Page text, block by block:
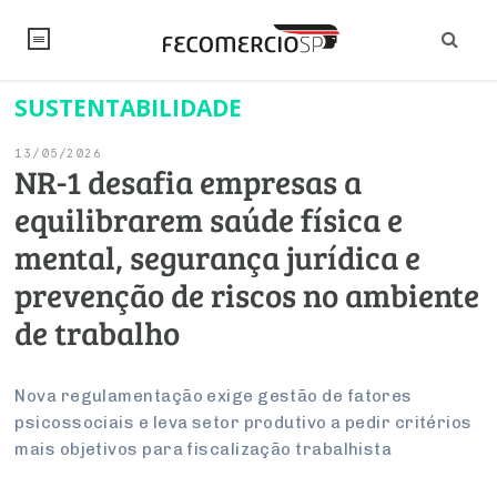
NOTÍCIAS
Artigos
Institucional
Debates Fecomercio-SP
PROJETOS ESPECIAIS:
UM BRASIL
Economia
Pesquisas
Brasil
Modernização do Estado
Trabalho
Arbitragem e Mediação
Reforma Tributária
Negócios
Atacado
Sustentabilidade
ESG
Últimas Notícias
SINDICATOS
PESQUISAS
FALE CONOSCO
INSTITUCIONAL
Imprensa
CONSELHOS
Conselho de Turismo
EMPRESAS
SUSTENTABILIDADE
13/05/2026
NR-1 desafia empresas a
equilibrarem saúde física e
mental, segurança jurídica e
prevenção de riscos no ambiente
de trabalho
Nova regulamentação exige gestão de fatores
psicossociais e leva setor produtivo a pedir critérios
mais objetivos para fiscalização trabalhista